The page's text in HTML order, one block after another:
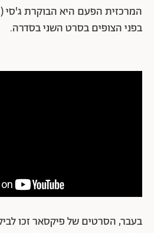
המרכזית הפעם היא הבוקרת ג'סי
בפני הצופים בסרט השני בסדרה.
בעבר, הסרטים של פיקסאר זכו